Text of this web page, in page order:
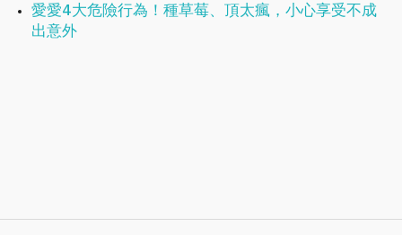
愛愛4大危險行為！種草莓、頂太瘋，小心享受不成
出意外